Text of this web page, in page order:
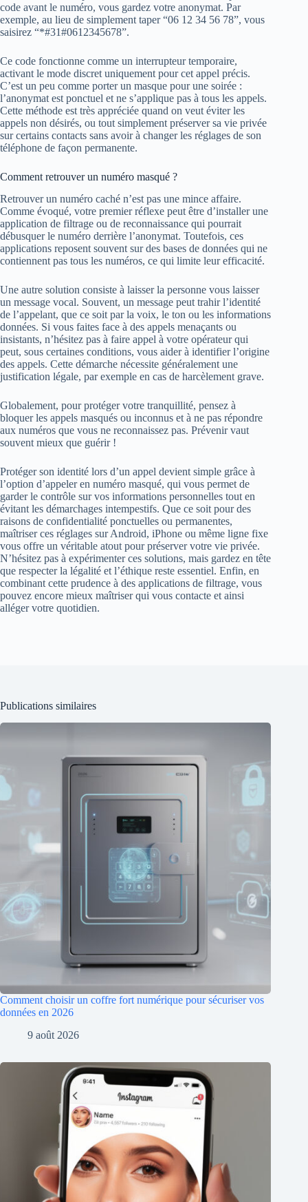
code avant le numéro, vous gardez votre anonymat. Par
exemple, au lieu de simplement taper “06 12 34 56 78”, vous
saisirez “*#31#0612345678”.
Ce code fonctionne comme un interrupteur temporaire,
activant le mode discret uniquement pour cet appel précis.
C’est un peu comme porter un masque pour une soirée :
l’anonymat est ponctuel et ne s’applique pas à tous les appels.
Cette méthode est très appréciée quand on veut éviter les
appels non désirés, ou tout simplement préserver sa vie privée
sur certains contacts sans avoir à changer les réglages de son
téléphone de façon permanente.
Comment retrouver un numéro masqué ?
Retrouver un numéro caché n’est pas une mince affaire.
Comme évoqué, votre premier réflexe peut être d’installer une
application de filtrage ou de reconnaissance qui pourrait
débusquer le numéro derrière l’anonymat. Toutefois, ces
applications reposent souvent sur des bases de données qui ne
contiennent pas tous les numéros, ce qui limite leur efficacité.
Une autre solution consiste à laisser la personne vous laisser
un message vocal. Souvent, un message peut trahir l’identité
de l’appelant, que ce soit par la voix, le ton ou les informations
données. Si vous faites face à des appels menaçants ou
insistants, n’hésitez pas à faire appel à votre opérateur qui
peut, sous certaines conditions, vous aider à identifier l’origine
des appels. Cette démarche nécessite généralement une
justification légale, par exemple en cas de harcèlement grave.
Globalement, pour protéger votre tranquillité, pensez à
bloquer les appels masqués ou inconnus et à ne pas répondre
aux numéros que vous ne reconnaissez pas. Prévenir vaut
souvent mieux que guérir !
Protéger son identité lors d’un appel devient simple grâce à
l’option d’appeler en numéro masqué, qui vous permet de
garder le contrôle sur vos informations personnelles tout en
évitant les démarchages intempestifs. Que ce soit pour des
raisons de confidentialité ponctuelles ou permanentes,
maîtriser ces réglages sur Android, iPhone ou même ligne fixe
vous offre un véritable atout pour préserver votre vie privée.
N’hésitez pas à expérimenter ces solutions, mais gardez en tête
que respecter la légalité et l’éthique reste essentiel. Enfin, en
combinant cette prudence à des applications de filtrage, vous
pouvez encore mieux maîtriser qui vous contacte et ainsi
alléger votre quotidien.
Publications similaires
Comment choisir un coffre fort numérique pour sécuriser vos
données en 2026
9 août 2026